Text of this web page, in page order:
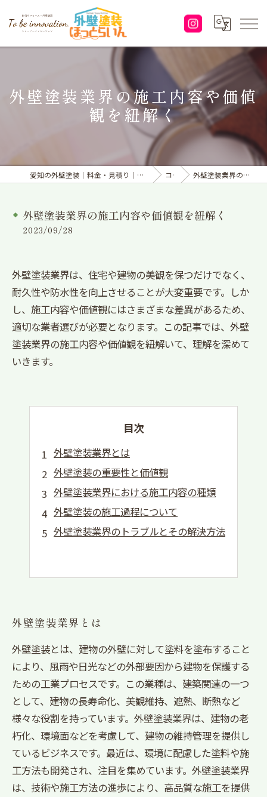
外壁塗装業界の施工内容や価値
観を紐解く
愛知の外壁塗装｜料金・見積り｜塗り替えなら「株式会社To be innovation.」へ コラム 外壁塗装業界の施工内容や価値観を紐解く
外壁塗装業界の施工内容や価値観を紐解く
2023/09/28
外壁塗装業界は、住宅や建物の美観を保つだけでなく、
耐久性や防水性を向上させることが大変重要です。しか
し、施工内容や価値観にはさまざまな差異があるため、
適切な業者選びが必要となります。この記事では、外壁
塗装業界の施工内容や価値観を紐解いて、理解を深めて
いきます。
目次
外壁塗装業界とは
外壁塗装の重要性と価値観
外壁塗装業界における施工内容の種類
外壁塗装の施工過程について
外壁塗装業界のトラブルとその解決方法
外壁塗装業界とは
外壁塗装とは、建物の外壁に対して塗料を塗布すること
により、風雨や日光などの外部要因から建物を保護する
ための工業プロセスです。この業種は、建築関連の一つ
として、建物の長寿命化、美観維持、遮熱、断熱など
様々な役割を持っています。外壁塗装業界は、建物の老
朽化、環境面などを考慮して、建物の維持管理を提供し
ているビジネスです。最近は、環境に配慮した塗料や施
工方法も開発され、注目を集めています。外壁塗装業界
は、技術や施工方法の進歩により、高品質な施工を提供